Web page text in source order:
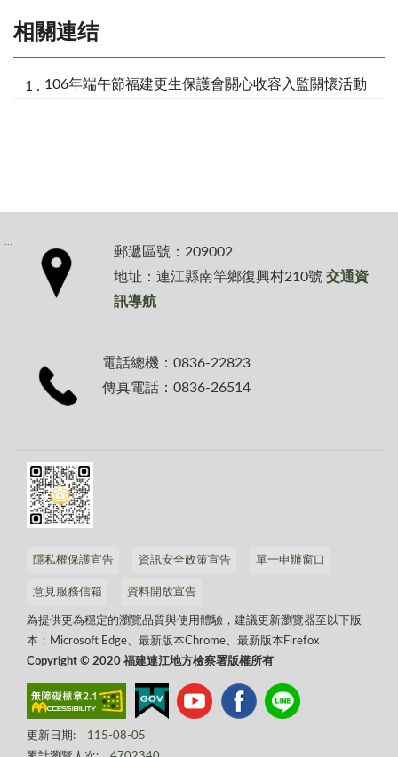
相關連结
106年端午節福建更生保護會關心收容入監關懷活動
:::
郵遞區號：209002
地址：連江縣南竿鄉復興村210號 交通資
訊導航
電話總機：0836-22823
傳真電話：0836-26514
隱私權保護宣告 資訊安全政策宣告 單一申辦窗口
意見服務信箱 資料開放宣告
為提供更為穩定的瀏覽品質與使用體驗，建議更新瀏覽器至以下版
本：Microsoft Edge、最新版本Chrome、最新版本Firefox
Copyright © 2020 福建連江地方檢察署版權所有
更新日期:
115-08-05